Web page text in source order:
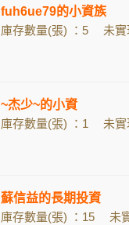
fuh6ue79的小資族
庫存數量(張) ：5
未實
~杰少~的小資
庫存數量(張) ：1
未實
蘇信益的長期投資
庫存數量(張) ：15
未